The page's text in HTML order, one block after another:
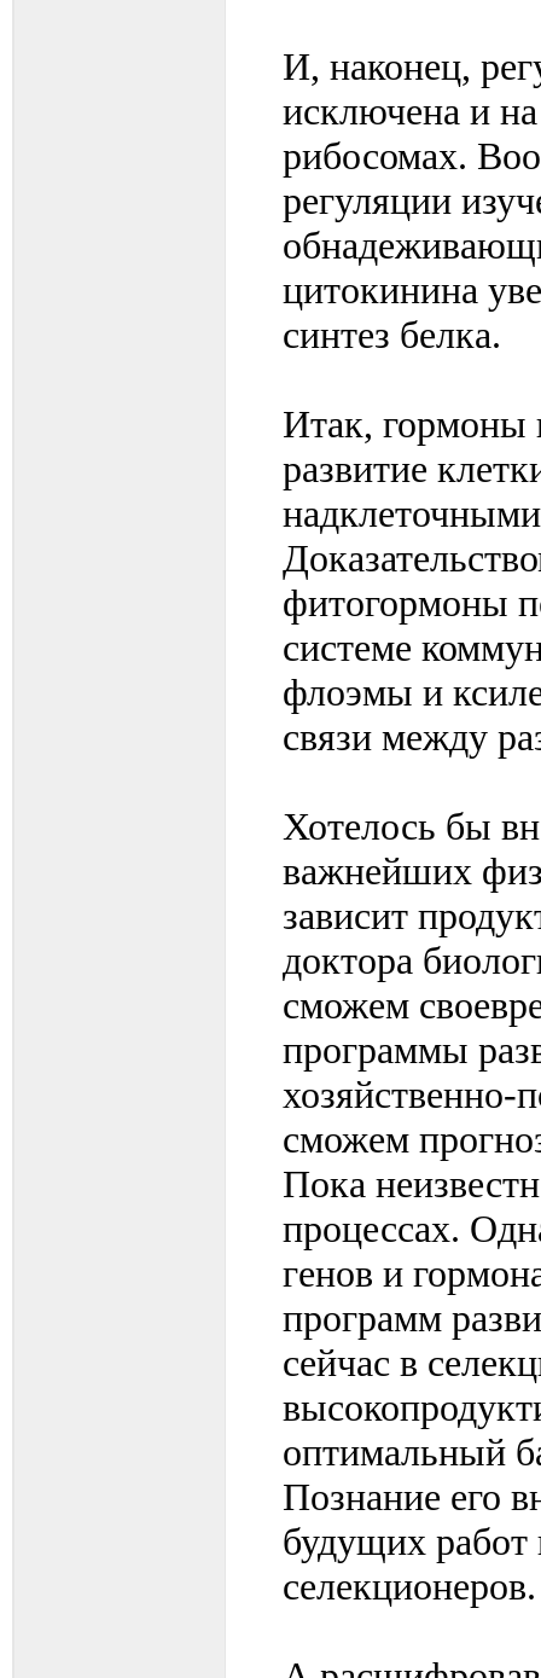
И, наконец,
исключена и
рибосомах.
регуляции
цитокинина
синтез белка.
Итак, гормоны
развитие
фитогормоны
системе
флоэмы и
связи между
Хотелось бы
важнейших
зависит
доктора
сможем
программы
хозяйственно-
сможем
Пока
процессах.
генов и
программ
сейчас в
оптимальный
Познание его
будущих работ
селекционеров.